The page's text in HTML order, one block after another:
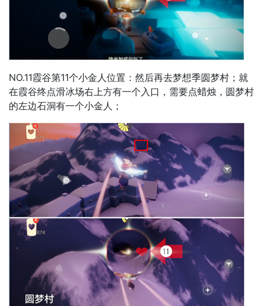
NO.11霞谷第11个小金人位置：然后再去梦想季圆梦村；就
在霞谷终点滑冰场右上方有一个入口，需要点蜡烛，圆梦村
的左边石洞有一个小金人；